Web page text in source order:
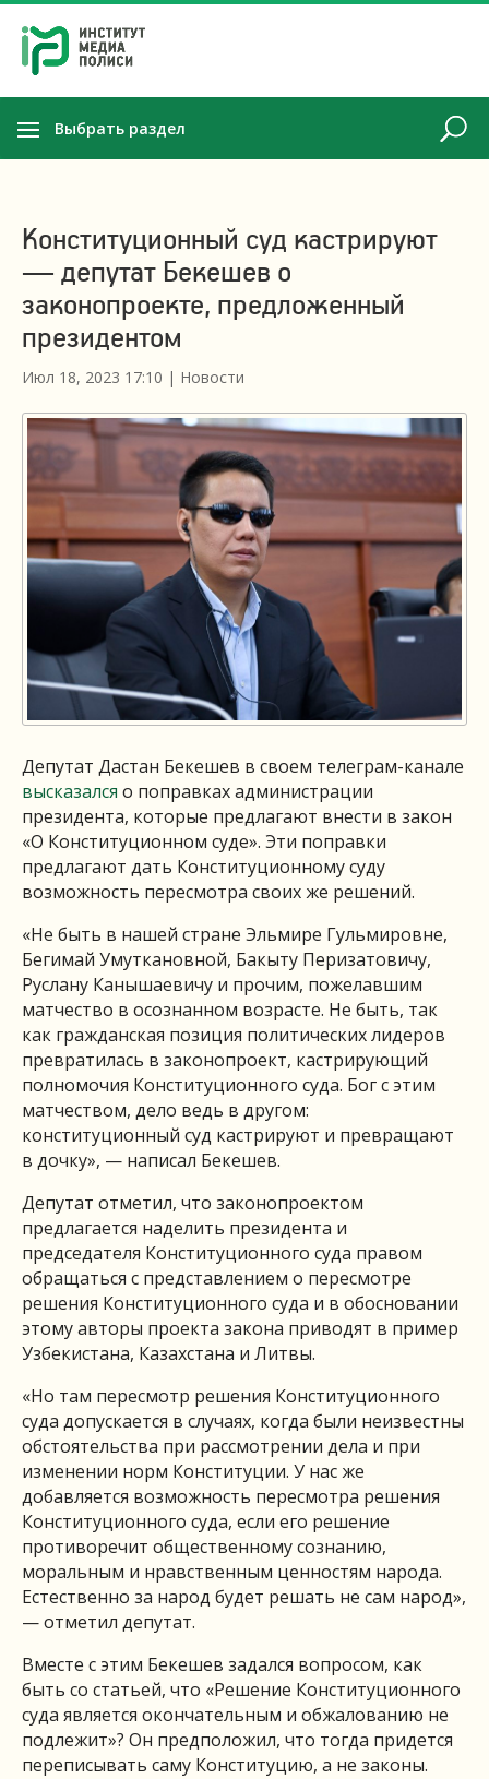
Выбрать раздел
Конституционный суд кастрируют
— депутат Бекешев о
законопроекте, предложенный
президентом
Июл 18, 2023 17:10 | Новости
Депутат Дастан Бекешев в своем телеграм-канале
высказался о поправках администрации
президента, которые предлагают внести в закон
«О Конституционном суде». Эти поправки
предлагают дать Конституционному суду
возможность пересмотра своих же решений.
«Не быть в нашей стране Эльмире Гульмировне,
Бегимай Умуткановной, Бакыту Перизатовичу,
Руслану Канышаевичу и прочим, пожелавшим
матчество в осознанном возрасте. Не быть, так
как гражданская позиция политических лидеров
превратилась в законопроект, кастрирующий
полномочия Конституционного суда. Бог с этим
матчеством, дело ведь в другом:
конституционный суд кастрируют и превращают
в дочку», — написал Бекешев.
Депутат отметил, что законопроектом
предлагается наделить президента и
председателя Конституционного суда правом
обращаться с представлением о пересмотре
решения Конституционного суда и в обосновании
этому авторы проекта закона приводят в пример
Узбекистана, Казахстана и Литвы.
«Но там пересмотр решения Конституционного
суда допускается в случаях, когда были неизвестны
обстоятельства при рассмотрении дела и при
изменении норм Конституции. У нас же
добавляется возможность пересмотра решения
Конституционного суда, если его решение
противоречит общественному сознанию,
моральным и нравственным ценностям народа.
Естественно за народ будет решать не сам народ»,
— отметил депутат.
Вместе с этим Бекешев задался вопросом, как
быть со статьей, что «Решение Конституционного
суда является окончательным и обжалованию не
подлежит»? Он предположил, что тогда придется
переписывать саму Конституцию, а не законы.